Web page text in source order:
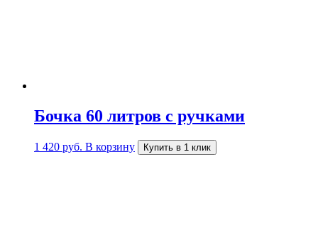
Бочка 60 литров с ручками
1 420 руб. В корзину Купить в 1 клик